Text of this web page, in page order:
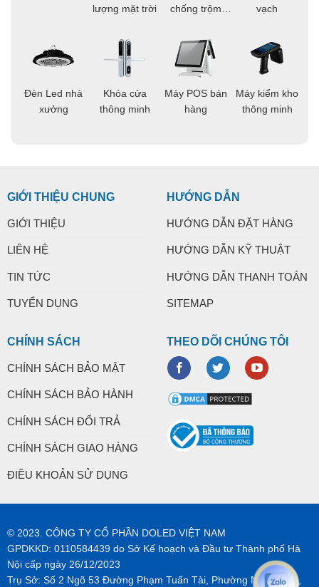
Đèn Led nhà
xưởng
lượng mặt trời
Khóa cửa
thông minh
chống trộm
Máy POS bán
hàng
vạch
Máy kiểm kho
thông minh
GIỚI THIỆU CHUNG
GIỚI THIỆU
LIÊN HỆ
TIN TỨC
TUYỂN DỤNG
HƯỚNG DẪN
HƯỚNG DẪN ĐẶT HÀNG
HƯỚNG DẪN KỸ THUẬT
HƯỚNG DẪN THANH TOÁN
SITEMAP
CHÍNH SÁCH
CHÍNH SÁCH BẢO MẬT
CHÍNH SÁCH BẢO HÀNH
CHÍNH SÁCH ĐỔI TRẢ
CHÍNH SÁCH GIAO HÀNG
ĐIỀU KHOẢN SỬ DỤNG
THEO DÕI CHÚNG TÔI
© 2023. CÔNG TY CỔ PHẦN DOLED VIỆT NAM
GPDKKD: 0110584439 do Sở Kế hoạch và Đầu tư Thành phố Hà
Nội cấp ngày 26/12/2023
Trụ Sở: Số 2 Ngõ 53 Đường Phạm Tuấn Tài, Phường Nghĩa Tân,